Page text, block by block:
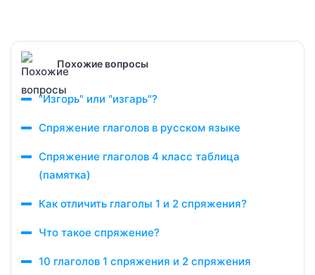
Похожие вопросы
"Изгорь" или "изгарь"?
Cпряжение глаголов в русском языке
Спряжение глаголов 4 класс таблица
(памятка)
Как отличить глаголы 1 и 2 спряжения?
Что такое спряжение?
10 глаголов 1 спряжения и 2 спряжения